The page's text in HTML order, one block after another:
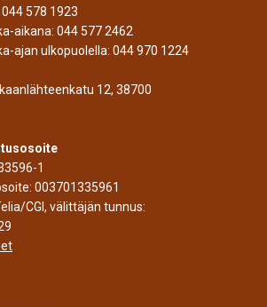
044 578 1923
aikana: 044 577 2462
ajan ulkopuolella: 044 970 1224
12, 38700
1
003701335961
CGI, välittäjän tunnus: